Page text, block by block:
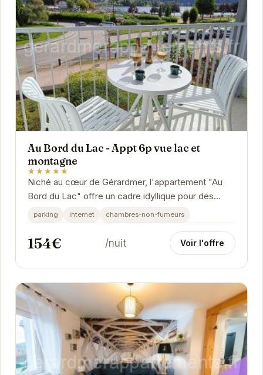
Au Bord du Lac - Appt 6p vue lac et
montagne
★★★★★
Niché au cœur de Gérardmer, l'appartement "Au
Bord du Lac" offre un cadre idyllique pour des
vacances reposantes. Avec ses 6 pièces
spacieuses et...
parking internet chambres-non-fumeurs
154€ /nuit Voir l'offre